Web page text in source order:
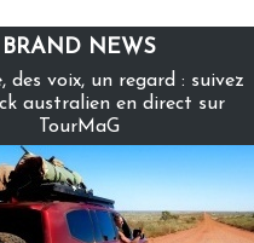
BRAND NEWS
des voix, un regard : suivez
australien en direct sur
TourMaG